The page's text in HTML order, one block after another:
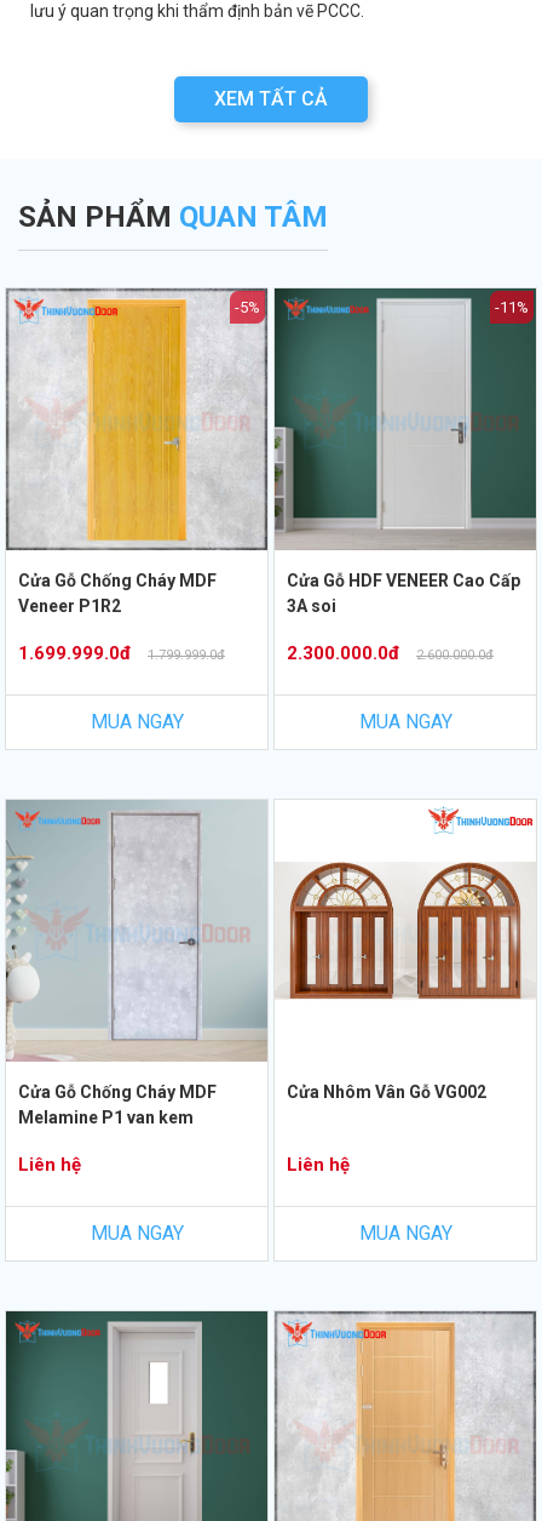
lưu ý quan trọng khi thẩm định bản vẽ PCCC.
XEM TẤT CẢ
SẢN PHẨM QUAN TÂM
-5%
Cửa Gỗ Chống Cháy MDF
Veneer P1R2
1.699.999.0đ 1.799.999.0đ
MUA NGAY
-11%
Cửa Gỗ HDF VENEER Cao Cấp
3A soi
2.300.000.0đ 2.600.000.0đ
MUA NGAY
Cửa Gỗ Chống Cháy MDF
Melamine P1 van kem
Liên hệ
MUA NGAY
Cửa Nhôm Vân Gỗ VG002
Liên hệ
MUA NGAY